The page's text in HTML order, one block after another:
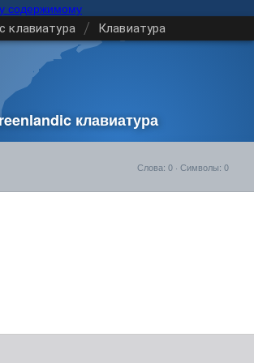
содержимому
клавиатура / Клавиатура
клавиатура
Слова: 0 · Символы: 0